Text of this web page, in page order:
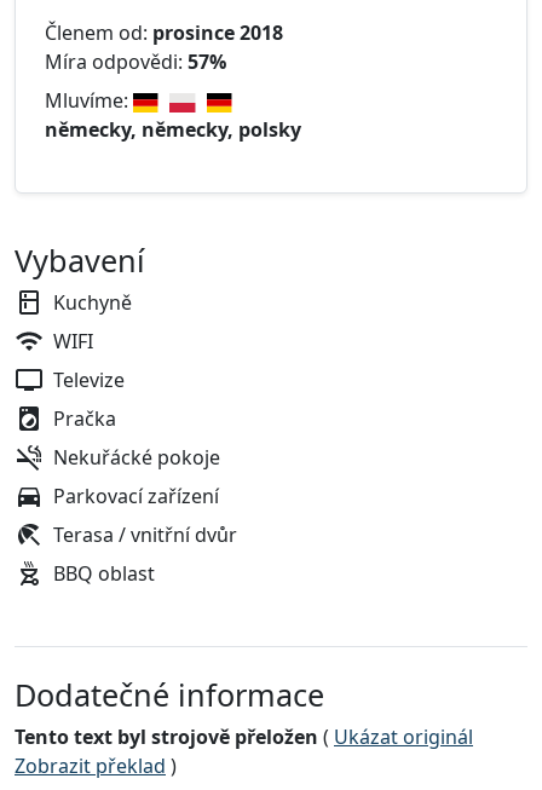
Členem od: prosince 2018
Míra odpovědi: 57%
Mluvíme:
německy, německy, polsky
Vybavení
Kuchyně
WIFI
Televize
Pračka
Nekuřácké pokoje
Parkovací zařízení
Terasa / vnitřní dvůr
BBQ oblast
Dodatečné informace
Tento text byl strojově přeložen ( Ukázat originál
Zobrazit překlad )